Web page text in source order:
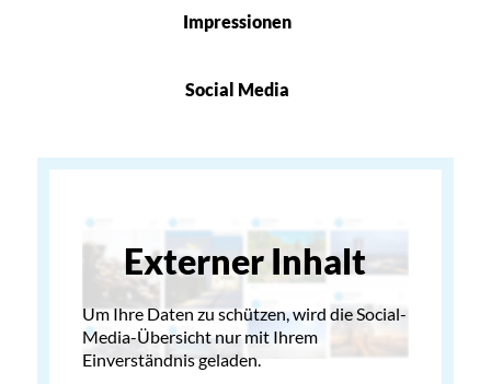
Impressionen
Social Media
Externer Inhalt
Um Ihre Daten zu schützen, wird die Social-
Media-Übersicht nur mit Ihrem
Einverständnis geladen.